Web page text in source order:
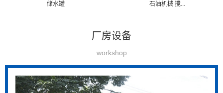
储水罐 石油机械 搅...
厂房设备
workshop